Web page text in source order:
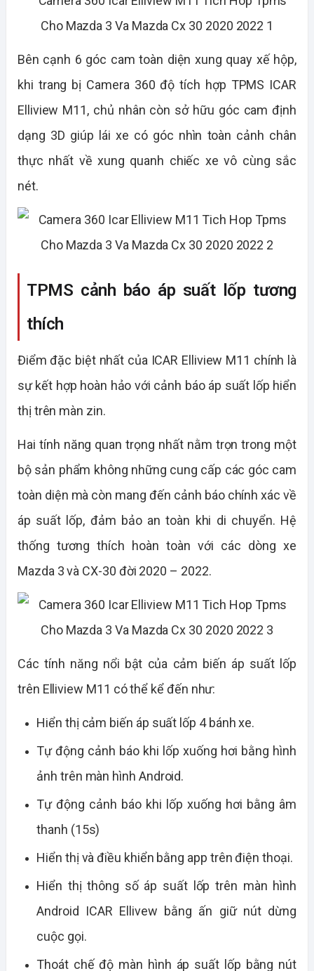
Bên cạnh 6 góc cam toàn diện xung quay xế hộp,
khi trang bị Camera 360 độ tích hợp TPMS ICAR
Elliview M11, chủ nhân còn sở hữu góc cam định
dạng 3D giúp lái xe có góc nhìn toàn cảnh chân
thực nhất về xung quanh chiếc xe vô cùng sắc
nét.
TPMS cảnh báo áp suất lốp tương
thích
Điểm đặc biệt nhất của ICAR Elliview M11 chính là
sự kết hợp hoàn hảo với cảnh báo áp suất lốp hiển
thị trên màn zin.
Hai tính năng quan trọng nhất nằm trọn trong một
bộ sản phẩm không những cung cấp các góc cam
toàn diện mà còn mang đến cảnh báo chính xác về
áp suất lốp, đảm bảo an toàn khi di chuyển. Hệ
thống tương thích hoàn toàn với các dòng xe
Mazda 3 và CX-30 đời 2020 – 2022.
Các tính năng nổi bật của cảm biến áp suất lốp
trên Elliview M11 có thể kể đến như:
Hiển thị cảm biến áp suất lốp 4 bánh xe.
Tự động cảnh báo khi lốp xuống hơi bằng hình
ảnh trên màn hình Android.
Tự động cảnh báo khi lốp xuống hơi bằng âm
thanh (15s)
Hiển thị và điều khiển bằng app trên điện thoại.
Hiển thị thông số áp suất lốp trên màn hình
Android ICAR Ellivew bằng ấn giữ nút dừng
cuộc gọi.
Thoát chế độ màn hình áp suất lốp bằng nút